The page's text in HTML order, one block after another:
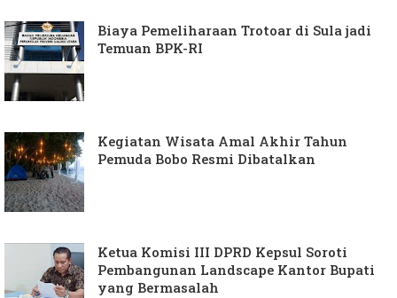
Biaya Pemeliharaan Trotoar di Sula jadi
Temuan BPK-RI
Kegiatan Wisata Amal Akhir Tahun
Pemuda Bobo Resmi Dibatalkan
Ketua Komisi III DPRD Kepsul Soroti
Pembangunan Landscape Kantor Bupati
yang Bermasalah